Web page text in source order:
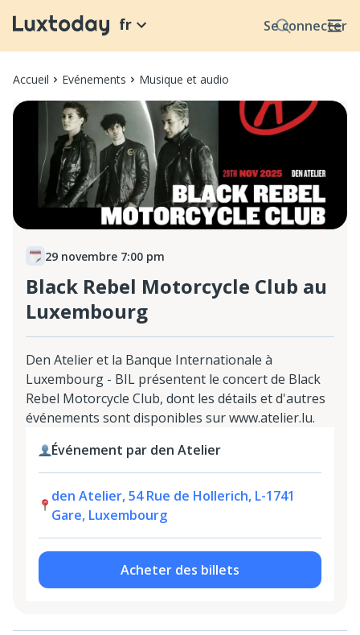
Se connecter
fr
Accueil Evénements Musique et audio
29 novembre 7:00 pm
Black Rebel Motorcycle Club au
Luxembourg
Den Atelier et la Banque Internationale à
Luxembourg - BIL présentent le concert de Black
Rebel Motorcycle Club, dont les détails et d'autres
événements sont disponibles sur www.atelier.lu.
Événement par den Atelier
den Atelier, 54 Rue de Hollerich, L-1741
Gare, Luxembourg
Acheter des billets